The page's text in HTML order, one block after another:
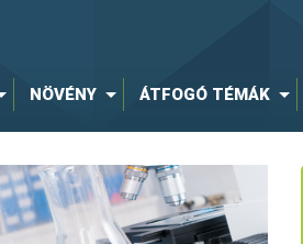
NÖVÉNY ÁTFOGÓ TÉMÁK